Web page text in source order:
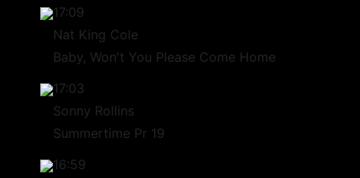
17:09
Nat King Cole
Baby, Won't You Please Come Home
17:03
Sonny Rollins
Summertime Pr 19
16:59